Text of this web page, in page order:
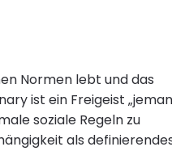
Normen lebt und das
ist ein Freigeist
soziale Regeln zu
als